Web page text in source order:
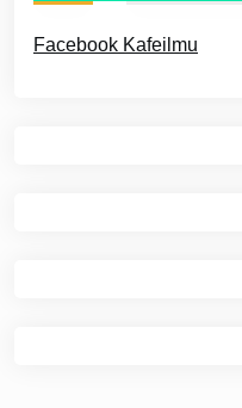
Facebook Kafeilmu